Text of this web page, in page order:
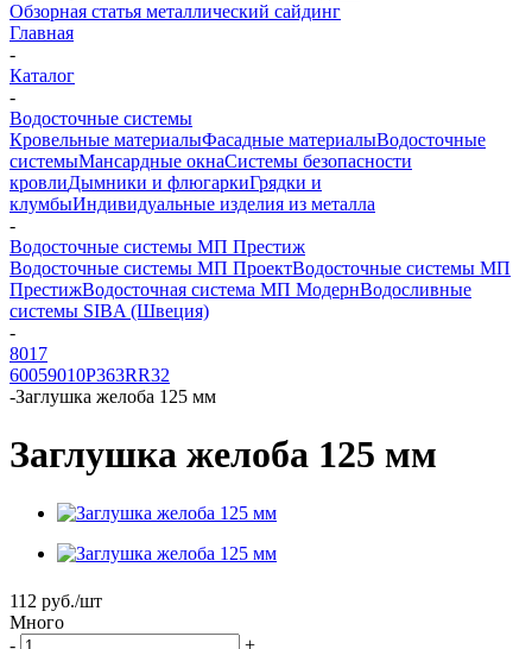
Обзорная статья металлический сайдинг
Главная
-
Каталог
-
Водосточные системы
Кровельные материалыФасадные материалыВодосточные
системыМансардные окнаСистемы безопасности
кровлиДымники и флюгаркиГрядки и
клумбыИндивидуальные изделия из металла
-
Водосточные системы МП Престиж
Водосточные системы МП ПроектВодосточные системы МП
ПрестижВодосточная система МП МодернВодосливные
системы SIBA (Швеция)
-
8017
60059010P363RR32
-Заглушка желоба 125 мм
Заглушка желоба 125 мм
112 руб./шт
Много
-
+